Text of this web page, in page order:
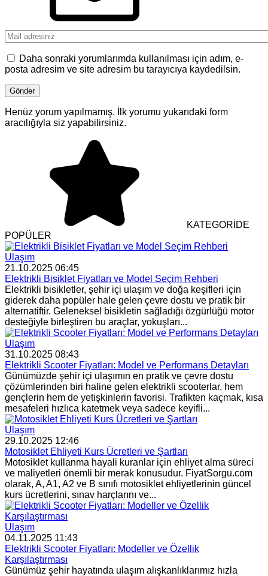
Daha sonraki yorumlarımda kullanılması için adım, e-
posta adresim ve site adresim bu tarayıcıya kaydedilsin.
Henüz yorum yapılmamış. İlk yorumu yukarıdaki form
aracılığıyla siz yapabilirsiniz.
KATEGORİDE
POPÜLER
Ulaşım
21.10.2025 06:45
Elektrikli Bisiklet Fiyatları ve Model Seçim Rehberi
Elektrikli bisikletler, şehir içi ulaşım ve doğa keşifleri için
giderek daha popüler hale gelen çevre dostu ve pratik bir
alternatiftir. Geleneksel bisikletin sağladığı özgürlüğü motor
desteğiyle birleştiren bu araçlar, yokuşları...
Ulaşım
31.10.2025 08:43
Elektrikli Scooter Fiyatları: Model ve Performans Detayları
Günümüzde şehir içi ulaşımın en pratik ve çevre dostu
çözümlerinden biri haline gelen elektrikli scooterlar, hem
gençlerin hem de yetişkinlerin favorisi. Trafikten kaçmak, kısa
mesafeleri hızlıca katetmek veya sadece keyifli...
Ulaşım
29.10.2025 12:46
Motosiklet Ehliyeti Kurs Ücretleri ve Şartları
Motosiklet kullanma hayali kuranlar için ehliyet alma süreci
ve maliyetleri önemli bir merak konusudur. FiyatSorgu.com
olarak, A, A1, A2 ve B sınıfı motosiklet ehliyetlerinin güncel
kurs ücretlerini, sınav harçlarını ve...
Ulaşım
04.11.2025 11:43
Elektrikli Scooter Fiyatları: Modeller ve Özellik
Karşılaştırması
Günümüz şehir hayatında ulaşım alışkanlıklarımız hızla